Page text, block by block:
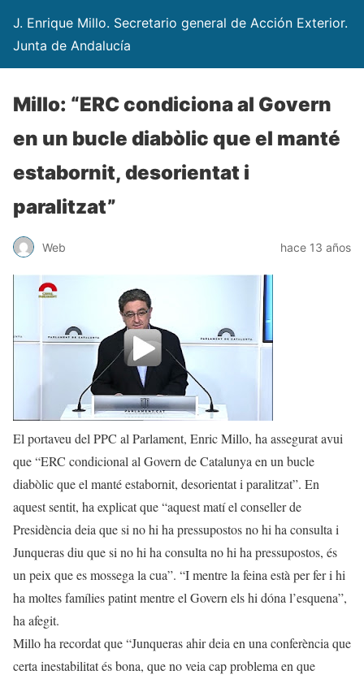
J. Enrique Millo. Secretario general de Acción Exterior.
Junta de Andalucía
Millo: “ERC condiciona al Govern
en un bucle diabòlic que el manté
estabornit, desorientat i
paralitzat”
Web hace 13 años
El portaveu del PPC al Parlament, Enric Millo, ha assegurat avui
que “ERC condicional al Govern de Catalunya en un bucle
diabòlic que el manté estabornit, desorientat i paralitzat”. En
aquest sentit, ha explicat que “aquest matí el conseller de
Presidència deia que si no hi ha pressupostos no hi ha consulta i
Junqueras diu que si no hi ha consulta no hi ha pressupostos, és
un peix que es mossega la cua”. “I mentre la feina està per fer i hi
ha moltes famílies patint mentre el Govern els hi dóna l’esquena”,
ha afegit.
Millo ha recordat que “Junqueras ahir deia en una conferència que
certa inestabilitat és bona, que no veia cap problema en que